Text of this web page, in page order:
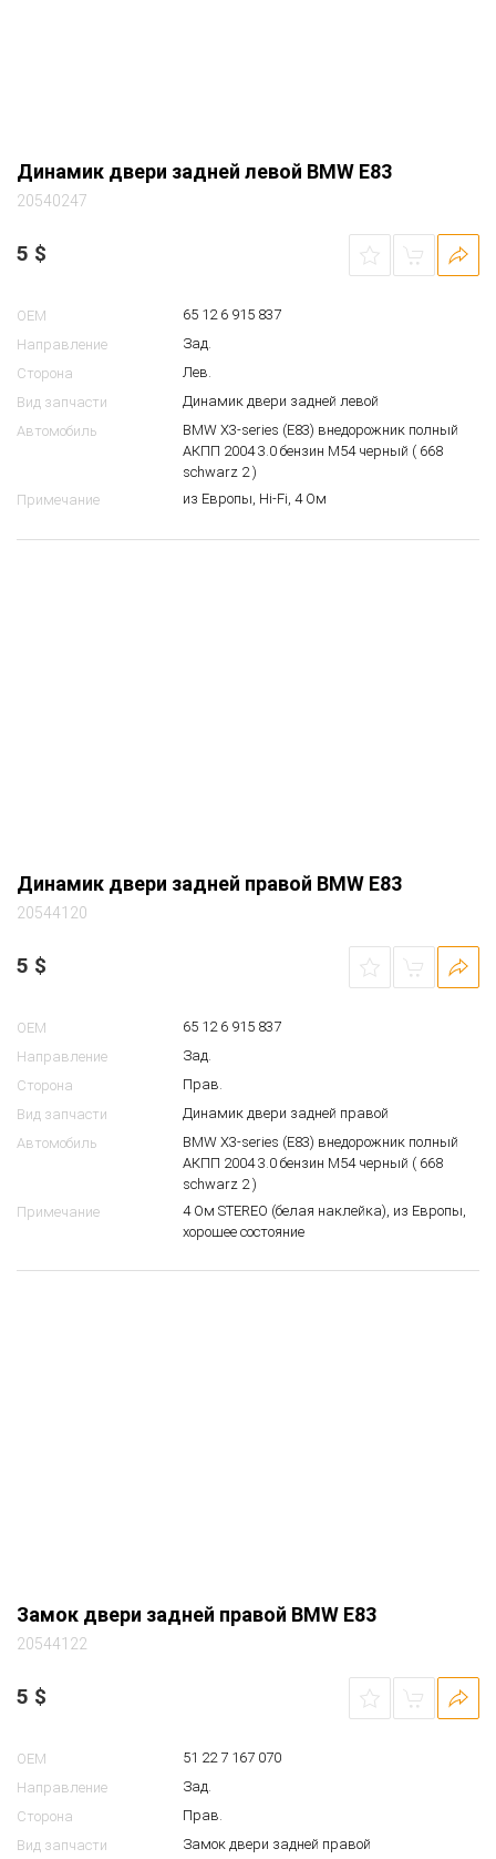
Динамик двери задней левой BMW E83
20540247
5 $
OEM
65 12 6 915 837
Направление
Зад.
Сторона
Лев.
Вид запчасти
Динамик двери задней левой
Автомобиль
BMW X3-series (E83) внедорожник полный
АКПП 2004 3.0 бензин M54 черный ( 668
schwarz 2 )
Примечание
из Европы, Hi-Fi, 4 Ом
Динамик двери задней правой BMW E83
20544120
5 $
OEM
65 12 6 915 837
Направление
Зад.
Сторона
Прав.
Вид запчасти
Динамик двери задней правой
Автомобиль
BMW X3-series (E83) внедорожник полный
АКПП 2004 3.0 бензин M54 черный ( 668
schwarz 2 )
Примечание
4 Ом STEREO (белая наклейка), из Европы,
хорошее состояние
Замок двери задней правой BMW E83
20544122
5 $
OEM
51 22 7 167 070
Направление
Зад.
Сторона
Прав.
Вид запчасти
Замок двери задней правой